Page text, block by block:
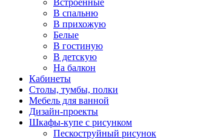
Встроенные
В спальню
В прихожую
Белые
В гостиную
В детскую
На балкон
Кабинеты
Столы, тумбы, полки
Мебель для ванной
Дизайн-проекты
Шкафы-купе с рисунком
Пескоструйный рисунок